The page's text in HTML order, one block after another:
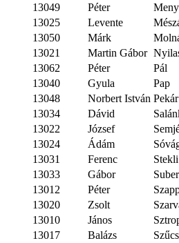
13049
Péter
13025
Levente
13050
Márk
13021
Martin Gábor
13062
Péter
Pál
13040
Gyula
Pap
13048
Norbert István Pekár
13034
Dávid
13022
József
13024
Ádám
13031
Ferenc
Stekli
13033
Gábor
13012
Péter
13020
Zsolt
13010
János
13017
Balázs
Szűcs